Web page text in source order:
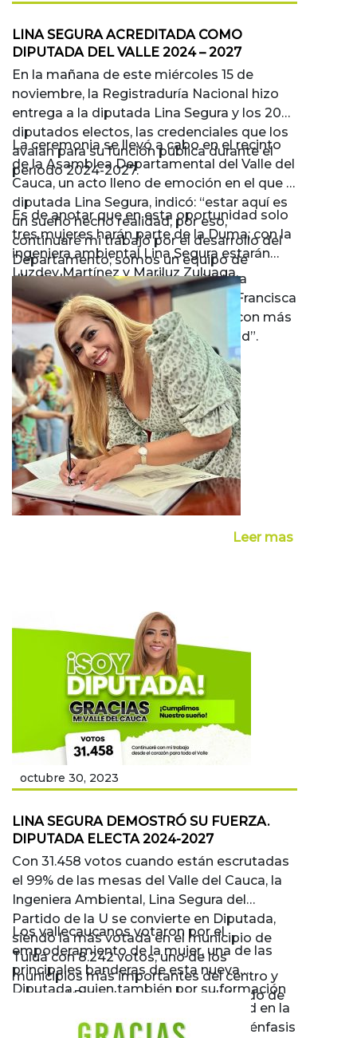
LINA SEGURA ACREDITADA COMO
DIPUTADA DEL VALLE 2024 – 2027
En la mañana de este miércoles 15 de
noviembre, la Registraduría Nacional hizo
entrega a la diputada Lina Segura y los 20
diputados electos, las credenciales que los
avalan para su función pública durante el
período 2024-2027.
La ceremonia se llevó a cabo en el recinto
de la Asamblea Departamental del Valle del
Cauca, un acto lleno de emoción en el que la
diputada Lina Segura, indicó: “estar aquí es
un sueño hecho realidad, por eso,
continuaré mi trabajo por el desarrollo del
Departamento; somos un equipo de
diputados comprometidos y junto a
nuestra gobernadora electa, Dilian Francisca
Toro, vamos a apostarle a un Valle con más
seguridad, oportunidades e igualdad”.
Es de anotar que en esta oportunidad solo
tres mujeres harán parte de la Duma; con la
ingeniera ambiental Lina Segura estarán
Luzdey Martínez y Mariluz Zuluaga.
Leer mas
octubre 30, 2023
LINA SEGURA DEMOSTRÓ SU FUERZA.
DIPUTADA ELECTA 2024-2027
Con 31.458 votos cuando están escrutadas
el 99% de las mesas del Valle del Cauca, la
Ingeniera Ambiental, Lina Segura del
Partido de la U se convierte en Diputada,
siendo la más votada en el municipio de
Tuluá con 8.242 votos, uno de los
municipios más importantes del centro y
norte del Departamento, consolidando de
Los vallecaucanos votaron por el
empoderamiento de la mujer, una de las
principales banderas de esta nueva
Diputada, quien también por su formación
profesional tiene una alta sensibilidad en la
protección del medio ambiente, con énfasis